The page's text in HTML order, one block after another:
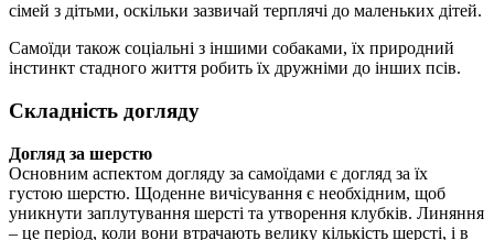
сімей з дітьми, оскільки зазвичай терплячі до маленьких дітей.
Самоїди також соціальні з іншими собаками, їх природний
інстинкт стадного життя робить їх дружніми до інших псів.
Складність догляду
Догляд за шерстю
Основним аспектом догляду за самоїдами є догляд за їх
густою шерстю. Щоденне вичісування є необхідним, щоб
уникнути заплутування шерсті та утворення клубків. Линяння
– це період, коли вони втрачають велику кількість шерсті, і в